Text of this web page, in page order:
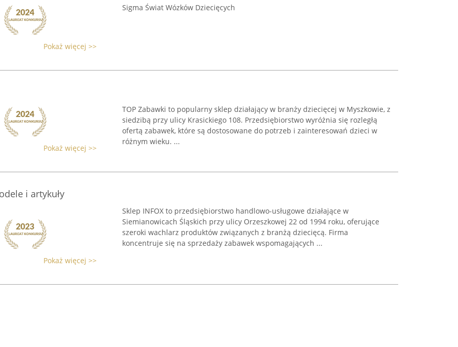
Pokaż więcej >>
Sigma Świat Wózków Dziecięcych
Pokaż więcej >>
TOP Zabawki to popularny sklep działający w branży dziecięcej w Myszkowie, z
siedzibą przy ulicy Krasickiego 108. Przedsiębiorstwo wyróżnia się rozległą
ofertą zabawek, które są dostosowane do potrzeb i zainteresowań dzieci w
różnym wieku. ...
i artykuły
Pokaż więcej >>
Sklep INFOX to przedsiębiorstwo handlowo-usługowe działające w
Siemianowicach Śląskich przy ulicy Orzeszkowej 22 od 1994 roku, oferujące
szeroki wachlarz produktów związanych z branżą dziecięcą. Firma
koncentruje się na sprzedaży zabawek wspomagających ...